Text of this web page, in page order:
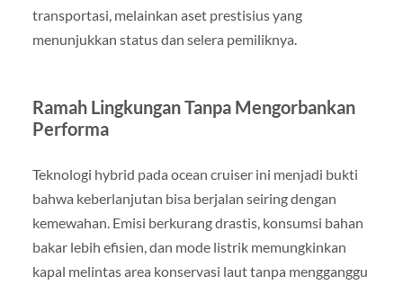
transportasi, melainkan aset prestisius yang
menunjukkan status dan selera pemiliknya.
Ramah Lingkungan Tanpa Mengorbankan
Performa
Teknologi hybrid pada ocean cruiser ini menjadi bukti
bahwa keberlanjutan bisa berjalan seiring dengan
kemewahan. Emisi berkurang drastis, konsumsi bahan
bakar lebih efisien, dan mode listrik memungkinkan
kapal melintas area konservasi laut tanpa mengganggu